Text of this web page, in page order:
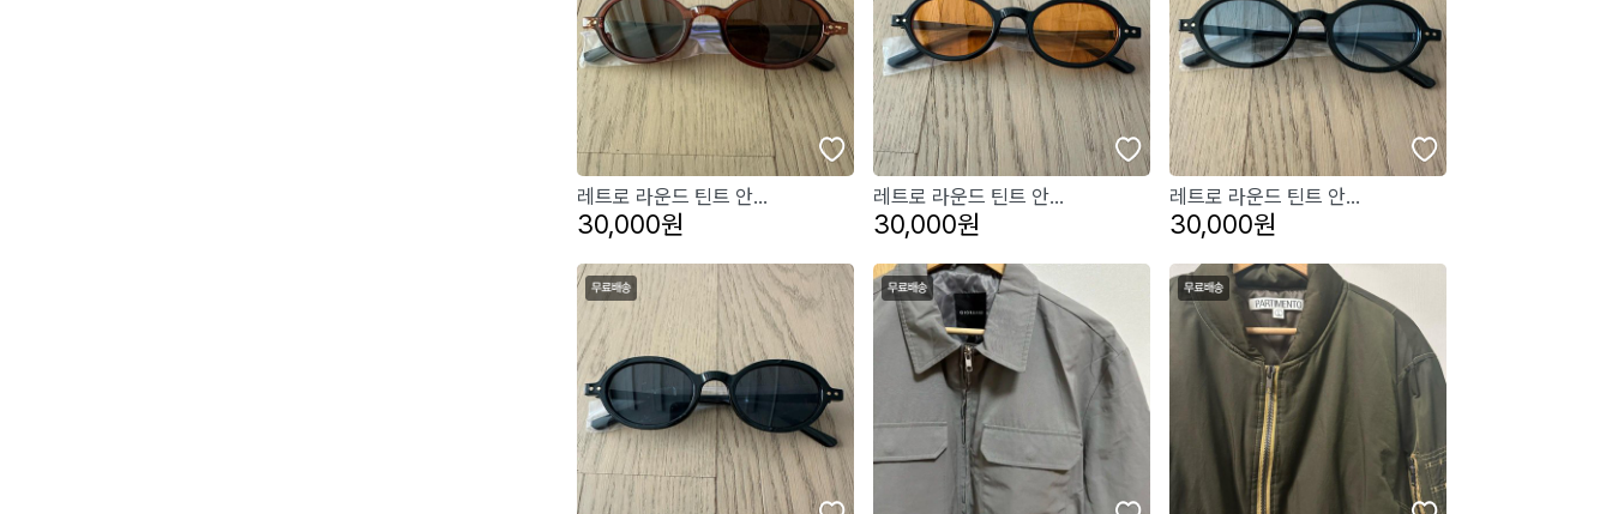
레트로 라운드 틴트 안...
30,000원
레트로 라운드 틴트 안...
30,000원
레트로 라운드 틴트 안...
30,000원